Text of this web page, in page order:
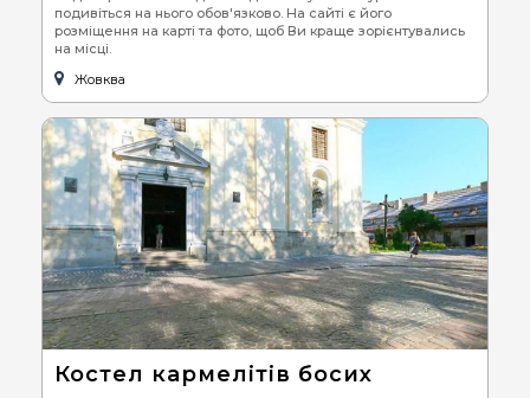
подивіться на нього обов'язково. На сайті є його
розміщення на карті та фото, щоб Ви краще зорієнтувались
на місці.
Жовква
Костел кармелітів босих